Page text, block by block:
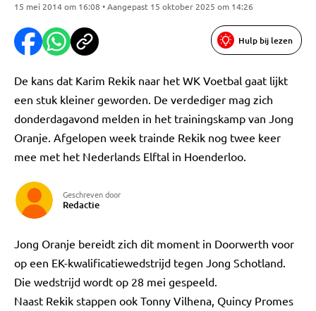
15 mei 2014 om 16:08 • Aangepast 15 oktober 2025 om 14:26
Hulp bij lezen
De kans dat Karim Rekik naar het WK Voetbal gaat lijkt
een stuk kleiner geworden. De verdediger mag zich
donderdagavond melden in het trainingskamp van Jong
Oranje. Afgelopen week trainde Rekik nog twee keer
mee met het Nederlands Elftal in Hoenderloo.
Geschreven door
Redactie
Jong Oranje bereidt zich dit moment in Doorwerth voor
op een EK-kwalificatiewedstrijd tegen Jong Schotland.
Die wedstrijd wordt op 28 mei gespeeld.
Naast Rekik stappen ook Tonny Vilhena, Quincy Promes